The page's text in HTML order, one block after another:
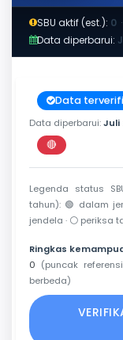
SBU aktif (est.): 0 ·
Data diperbarui:
Data
Data diperbarui:Juli
🔴
Perkiraan di
Legenda status
tahun): 🟢 dalam
jendela · ⚪ periksa
Ringkas
0 (puncak
berbeda)